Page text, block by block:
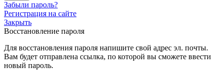
Забыли пароль?
Регистрация на сайте
Закрыть
Восстановление пароля
Для восстановления пароля напишите свой адрес эл. почты.
Вам будет отправлена ссылка, по которой вы сможете ввести
новый пароль.